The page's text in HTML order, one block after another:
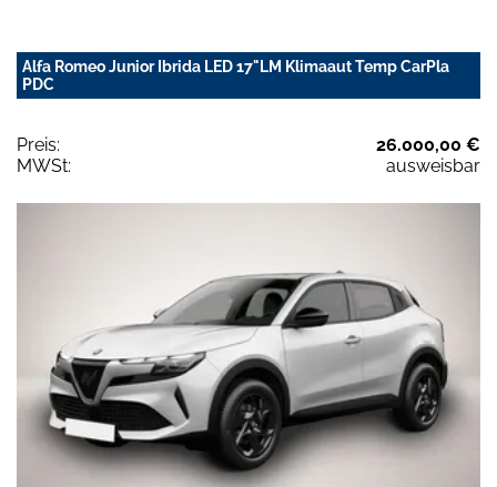
Alfa Romeo Junior Ibrida LED 17"LM Klimaaut Temp CarPla
PDC
Preis:
26.000,00 €
MWSt:
ausweisbar